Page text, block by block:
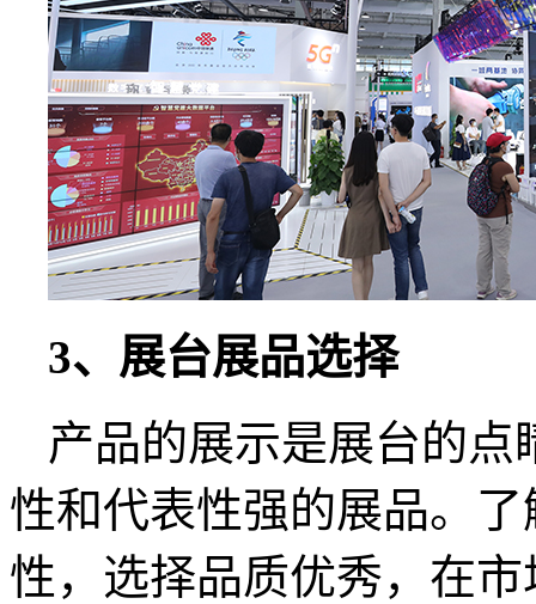
3、展台展品选择
产品的展示是展台的
性和代表性强的展品。
性，选择品质优秀，在